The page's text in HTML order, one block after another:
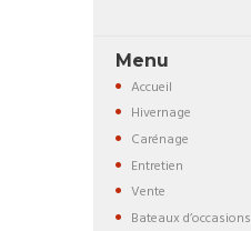
Menu
Accueil
Hivernage
Carénage
Entretien
Vente
Bateaux d’occasions